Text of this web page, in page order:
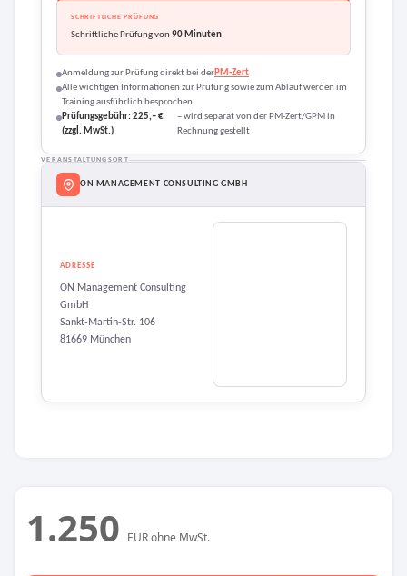
SCHRIFTLICHE PRÜFUNG
Schriftliche Prüfung von 90 Minuten
Anmeldung zur Prüfung direkt bei derPM-Zert
Alle wichtigen Informationen zur Prüfung sowie zum Ablauf werden im
Training ausführlich besprochen
Prüfungsgebühr: 225,– €
(zzgl. MwSt.)
– wird separat von der PM-Zert/GPM in
Rechnung gestellt
VERANSTALTUNGSORT
ON MANAGEMENT CONSULTING GMBH
ADRESSE
ON Management Consulting
GmbH
Sankt-Martin-Str. 106
81669 München
1.250 EUR ohne MwSt.